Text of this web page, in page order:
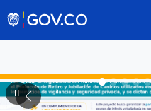
Anterior
Pausar